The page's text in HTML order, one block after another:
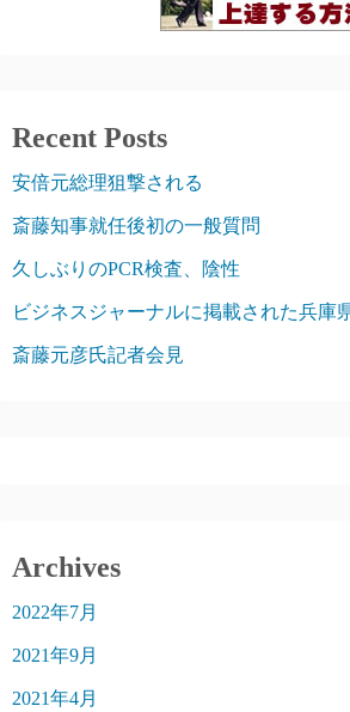
Recent Posts
安倍元総理狙撃される
斎藤知事就任後初の一般質問
久しぶりのPCR検査、陰性
ビジネスジャーナルに掲載された兵庫
斎藤元彦氏記者会見
Archives
2022年7月
2021年9月
2021年4月